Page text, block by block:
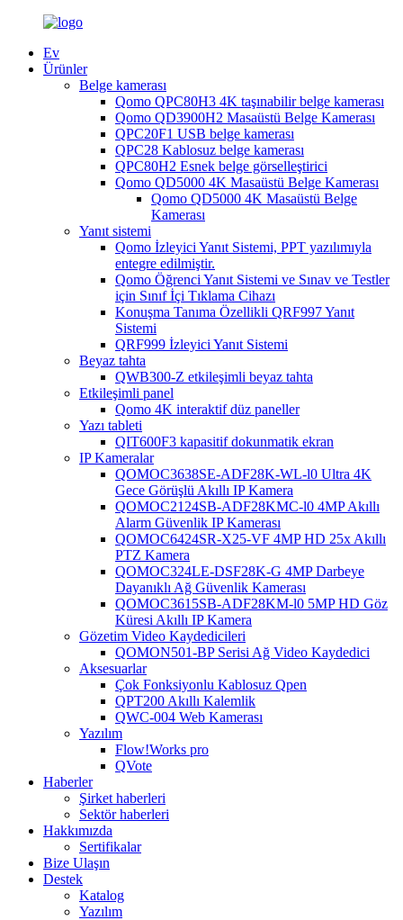
Ev
Ürünler
Belge kamerası
Qomo QPC80H3 4K taşınabilir belge kamerası
Qomo QD3900H2 Masaüstü Belge Kamerası
QPC20F1 USB belge kamerası
QPC28 Kablosuz belge kamerası
QPC80H2 Esnek belge görselleştirici
Qomo QD5000 4K Masaüstü Belge Kamerası
Qomo QD5000 4K Masaüstü Belge
Kamerası
Yanıt sistemi
Qomo İzleyici Yanıt Sistemi, PPT yazılımıyla
entegre edilmiştir.
Qomo Öğrenci Yanıt Sistemi ve Sınav ve Testler
için Sınıf İçi Tıklama Cihazı
Konuşma Tanıma Özellikli QRF997 Yanıt
Sistemi
QRF999 İzleyici Yanıt Sistemi
Beyaz tahta
QWB300-Z etkileşimli beyaz tahta
Etkileşimli panel
Qomo 4K interaktif düz paneller
Yazı tableti
QIT600F3 kapasitif dokunmatik ekran
IP Kameralar
QOMOC3638SE-ADF28K-WL-l0 ​​Ultra 4K
Gece Görüşlü Akıllı IP Kamera
QOMOC2124SB-ADF28KMC-l0 4MP Akıllı
Alarm Güvenlik IP Kamerası
QOMOC6424SR-X25-VF 4MP HD 25x Akıllı
PTZ Kamera
QOMOC324LE-DSF28K-G 4MP Darbeye
Dayanıklı Ağ Güvenlik Kamerası
QOMOC3615SB-ADF28KM-l0 5MP HD Göz
Küresi Akıllı IP Kamera
Gözetim Video Kaydedicileri
QOMON501-BP Serisi Ağ Video Kaydedici
Aksesuarlar
Çok Fonksiyonlu Kablosuz Qpen
QPT200 Akıllı Kalemlik
QWC-004 Web Kamerası
Yazılım
Flow!Works pro
QVote
Haberler
Şirket haberleri
Sektör haberleri
Hakkımızda
Sertifikalar
Bize Ulaşın
Destek
Katalog
Yazılım